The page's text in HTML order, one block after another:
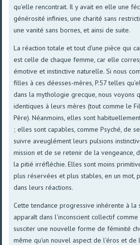
qu'elle rencontrait. Il y avait en elle une
générosité infinies, une charité sans
une vanité sans bornes, et ainsi de suite.
La réaction totale et tout d'une pièce qui
est celle de chaque femme, car elle
émotive et instinctive naturelle. Si nous
filles à ces déesses-mères, P.57 telles
dans la mythologie grecque, nous voyons
identiques à leurs mères (tout comme le
Père). Néanmoins, elles sont
; elles sont capables, comme Psyché, de
suivre aveuglément leurs pulsions
mission et de se retenir de la vengeance,
la pitié irréfléchie. Elles sont moins
plus réservées et plus stables, en un mot,
dans leurs réactions.
Cette tendance progressive inhérente à la
apparaît dans l'inconscient collectif
susciter une nouvelle forme de féminité
même qu'un nouvel aspect de l'éros et de